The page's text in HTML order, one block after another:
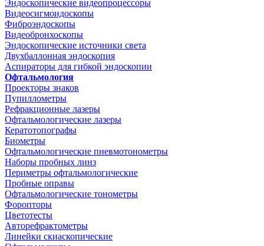
Эндоскопические видеопроцессоры
Видеосигмоидоскопы
Фиброэндоскопы
Видеобронхоскопы
Эндоскопические источники света
Двухбаллонная эндоскопия
Аспираторы для гибкой эндоскопии
Офтальмология
Проекторы знаков
Пупиллометры
Рефракционные лазеры
Офтальмологические лазеры
Кератотопографы
Биометры
Офтальмологические пневмотонометры
Наборы пробных линз
Периметры офтальмологические
Пробные оправы
Офтальмологические тонометры
Форопторы
Цветотесты
Авторефрактометры
Линейки скиаскопические